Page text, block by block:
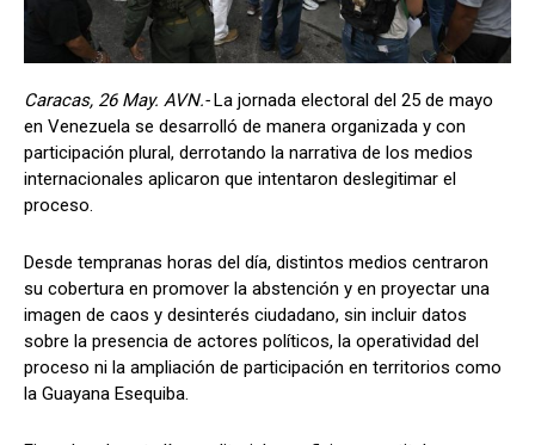
Caracas, 26 May. AVN.-La jornada electoral del 25 de mayo
en Venezuela se desarrolló de manera organizada y con
participación plural, derrotando la narrativa de los medios
internacionales aplicaron que intentaron deslegitimar el
proceso.
Desde tempranas horas del día, distintos medios centraron
su cobertura en promover la abstención y en proyectar una
imagen de caos y desinterés ciudadano, sin incluir datos
sobre la presencia de actores políticos, la operatividad del
proceso ni la ampliación de participación en territorios como
la Guayana Esequiba.